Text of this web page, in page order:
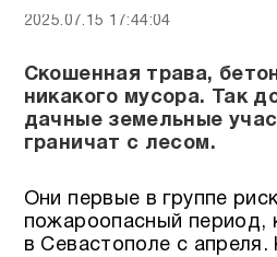
2025.07.15 17:44:04
Скошенная трава,
никакого мусора. Так
дачные земельные
граничат с лесом.
Они первые в группе
пожароопасный период,
в Севастополе с